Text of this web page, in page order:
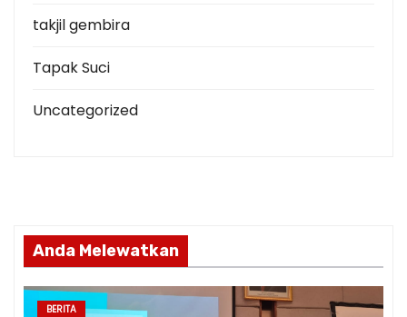
takjil gembira
Tapak Suci
Uncategorized
Anda Melewatkan
BERITA